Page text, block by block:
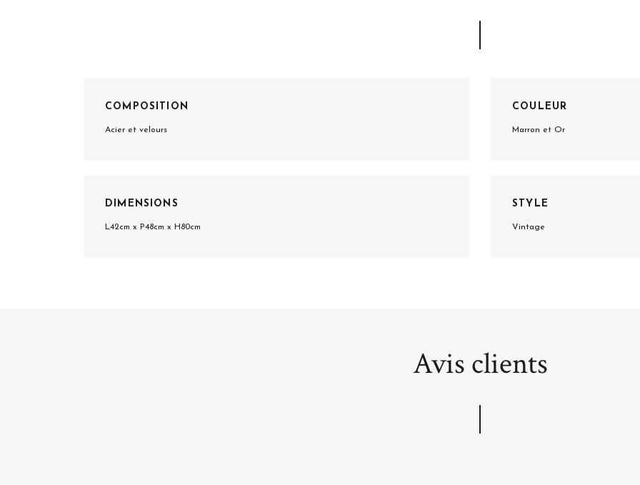
COMPOSITION
Acier et velours
COULEUR
Marron et Or
DIMENSIONS
L42cm x P48cm x H80cm
STYLE
Vintage
Avis clients